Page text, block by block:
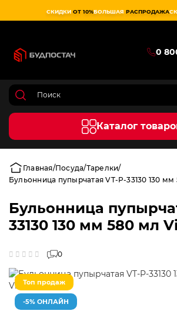
СКИДКИ ОТ 10%БОЛЬШАЯ РАСПРОДАЖА
0
Каталог
Главная Посуда Тарелки
Бульонница пупырчатая VT-P-33130 130
Бульонница
33130 130 мм 580 мл
0
Топ продаж
-5% ОНЛАЙН